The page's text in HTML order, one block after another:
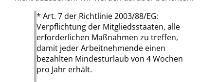
* Art. 7 der Richtlinie 2003/88/EG:
Verpflichtung der Mitgliedsstaaten, alle
erforderlichen Maßnahmen zu treffen,
damit jeder Arbeitnehmende einen
bezahlten Mindesturlaub von 4 Wochen
pro Jahr erhält.